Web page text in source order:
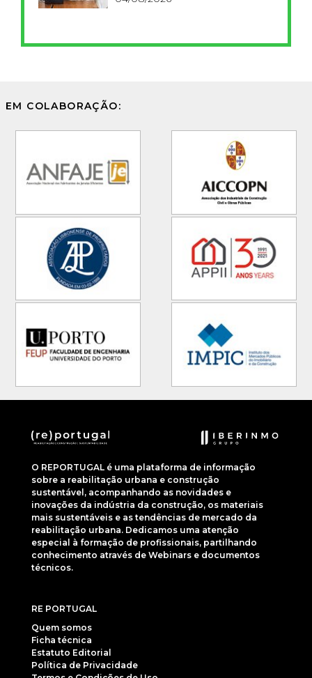
EM COLABORAÇÃO:
O REPORTUGAL é uma plataforma de informação
sobre a reabilitação urbana e construção
sustentável, acompanhando as novidades e
inovações da indústria da construção, os materiais
mais sustentáveis e as tendências de mercado da
reabilitação urbana. Dedicamos uma atenção
especial à formação de profissionais, partilhando
conhecimento através de Webinars e documentos
técnicos.
RE PORTUGAL
Quem somos
Ficha técnica
Estatuto Editorial
Política de Privacidade